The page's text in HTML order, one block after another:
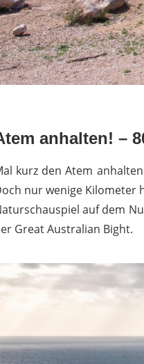
anhalten! –
kurz den Atem
nur wenige Kilometer
auf dem
Great Australian Bight.